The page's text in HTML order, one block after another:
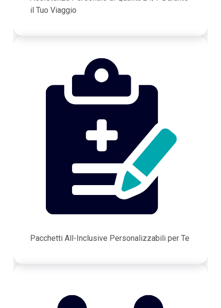
il Tuo Viaggio
Pacchetti All-Inclusive Personalizzabili per Te